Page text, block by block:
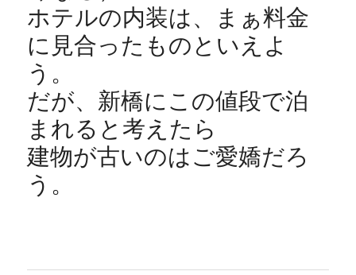
ホテルの内装は、まぁ料金
に見合ったものといえよ
う。
だが、新橋にこの値段で泊
まれると考えたら
建物が古いのはご愛嬌だろ
う。